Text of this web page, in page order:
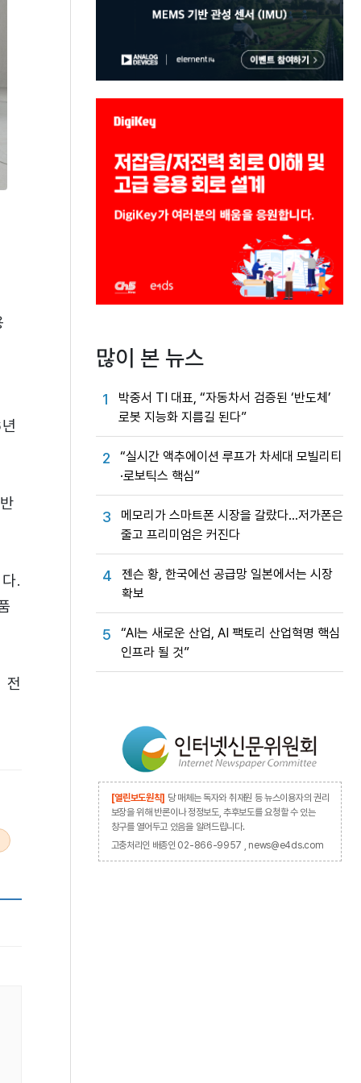
.
전
많이 본 뉴스
1
박중서 TI 대표, “자동차서 검증된 ‘반도체’
로봇 지능화 지름길 된다”
2
“실시간 액추에이션 루프가 차세대 모빌리티
·로보틱스 핵심”
3
메모리가 스마트폰 시장을 갈랐다…저가폰은
줄고 프리미엄은 커진다
4
젠슨 황, 한국에선 공급망 일본에서는 시장
확보
5
“AI는 새로운 산업, AI 팩토리 산업혁명 핵심
인프라 될 것”
[열린보도원칙] 당 매체는 독자와 취재원 등 뉴스이용자의 권리
보장을 위해 반론이나 정정보도, 추후보도를 요청할 수 있는
창구를 열어두고 있음을 알려드립니다.
고충처리인 배종인 02-866-9957 , news@e4ds.com